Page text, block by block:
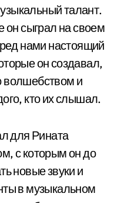
талант.
он сыграл на своем
нами настоящий
он создавал,
волшебством и
кто их слышал.
для Рината
с которым он до
новые звуки и
в музыкальном